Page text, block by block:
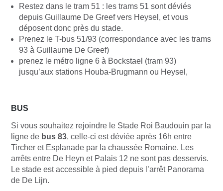
Restez dans le tram 51 : les trams 51 sont déviés
depuis Guillaume De Greef vers Heysel, et vous
déposent donc près du stade.
Prenez le T-bus 51/93 (correspondance avec les trams
93 à Guillaume De Greef)
prenez le métro ligne 6 à Bockstael (tram 93)
jusqu’aux stations Houba-Brugmann ou Heysel,
BUS
Si vous souhaitez rejoindre le Stade Roi Baudouin par la
ligne de bus 83, celle-ci est déviée après 16h entre
Tircher et Esplanade par la chaussée Romaine. Les
arrêts entre De Heyn et Palais 12 ne sont pas desservis.
Le stade est accessible à pied depuis l’arrêt Panorama
de De Lijn.